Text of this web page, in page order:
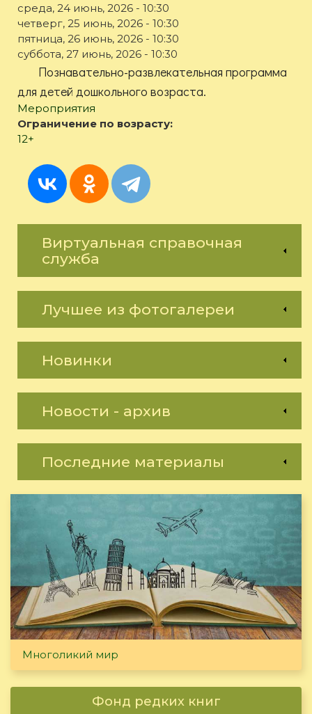
среда, 24 июнь, 2026 - 10:30
четверг, 25 июнь, 2026 - 10:30
пятница, 26 июнь, 2026 - 10:30
суббота, 27 июнь, 2026 - 10:30
Познавательно-развлекательная программа
для детей дошкольного возраста.
Мероприятия
Ограничение по возрасту:
12+
Виртуальная справочная
служба
Лучшее из фотогалереи
Новинки
Новости - архив
Последние материалы
Многоликий мир
Фонд редких книг